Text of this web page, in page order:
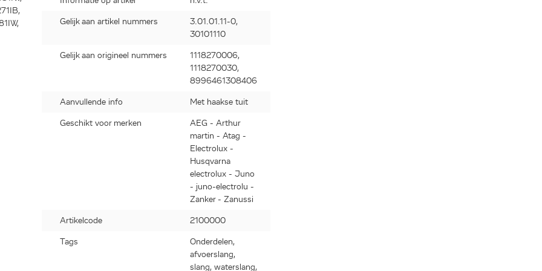
Gelijk aan artikel nummers
3.01.01.11-0,
30101110
Gelijk aan origineel nummers
1118270006,
1118270030,
8996461308406
Aanvullende info Met haakse tuit
Geschikt voor merken
AEG - Arthur
martin - Atag -
Electrolux -
Husqvarna
electrolux - Juno
- juno-electrolu -
Zanker - Zanussi
Artikelcode 2100000
Tags
Onderdelen,
afvoerslang,
slang, waterslang,